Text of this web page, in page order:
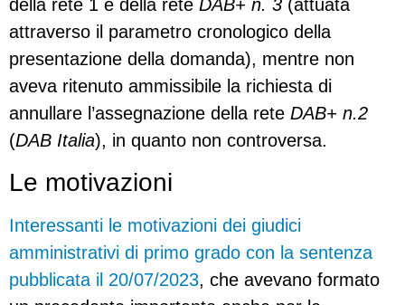
della rete 1 e della rete DAB+ n. 3 (attuata
attraverso il parametro cronologico della
presentazione della domanda), mentre non
aveva ritenuto ammissibile la richiesta di
annullare l’assegnazione della rete DAB+ n.2
(DAB Italia), in quanto non controversa.
Le motivazioni
Interessanti le motivazioni dei giudici
amministrativi di primo grado con la sentenza
pubblicata il 20/07/2023, che avevano formato